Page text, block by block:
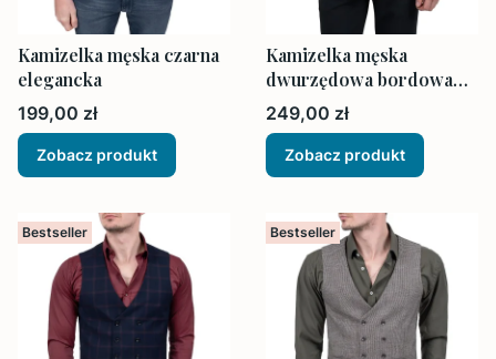
Kamizelka męska czarna
elegancka
Cena
199,00 zł
Zobacz produkt
Kamizelka męska
dwurzędowa bordowa
elegancka
Cena
249,00 zł
Zobacz produkt
Bestseller Bestseller